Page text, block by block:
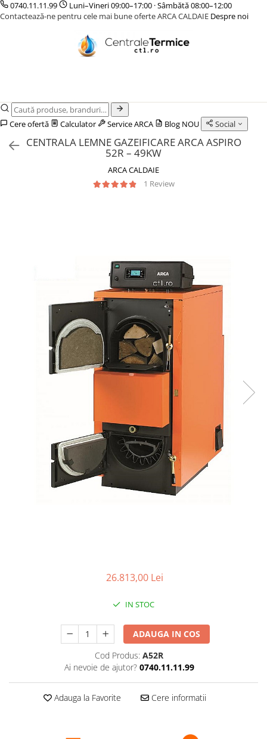
CENTRALE TERMICE
GAZ CONDENSATIE
CAZANE COMBUSTIBIL SOLID
CAZANE LEMNE CU GAZEIFICARE
ACCESORII PENTRU MONTAJ
POMPE DE CALDURA
POMPE DE CALDURA AER-APA
TERMOSTATE DE AMBIENT - AUTOMATIZARI
ELEMENTE SMART
CU FIR
PARDOSEALA
INCALZIRE IN PARDOSEALA
ACCESORII
IZOLATIE
0740.11.11.99
Luni–Vineri 09:00–17:00 · Sâmbătă 08:00–12:00
Contactează-ne pentru cele mai bune oferte ARCA CALDAIE Despre noi
Cere ofertă Calculator Service ARCA Blog NOU Social
CENTRALA LEMNE GAZEIFICARE ARCA ASPIRO
52R – 49KW
ARCA CALDAIE
1 Review
26.813,00 Lei
IN STOC
ADAUGA IN COS
Cod Produs: A52R
Ai nevoie de ajutor? 0740.11.11.99
Adauga la Favorite Cere informatii